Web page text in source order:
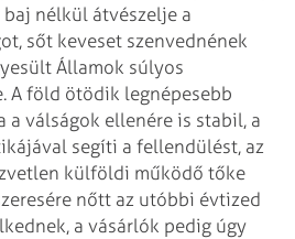
baj nélkül átvészelje a
sőt keveset szenvednének
Államok súlyos
A föld ötödik legnépesebb
a válságok ellenére is stabil, a
segíti a fellendülést, az
külföldi működő tőke
nőtt az utóbbi évtized
a vásárlók pedig úgy